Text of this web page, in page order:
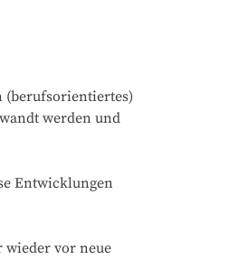
(berufsorientiertes)
werden und
Entwicklungen
vor neue